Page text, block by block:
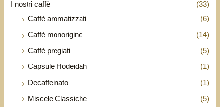
I nostri caffè
(33)
Caffè aromatizzati
(6)
Caffè monorigine (14)
Caffè pregiati (5)
Capsule Hodeidah (1)
Decaffeinato (1)
Miscele Classiche (5)